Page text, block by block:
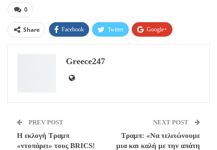
0
Share Facebook Twitter Google+
Greece247
PREV POST
Η εκλογή Τραμπ
«ντοπάρει» τους BRICS!
NEXT POST
Τραμπ: «Να τελειώνουμε
μια και καλή με την απάτη